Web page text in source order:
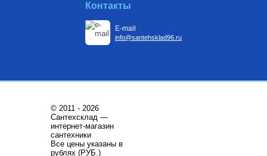
Контакты
E-mail
info@santehsklad96.ru
© 2011 - 2026
Сантехсклад —
интернет-магазин
сантехники
Все цены указаны в
рублях (РУБ.)